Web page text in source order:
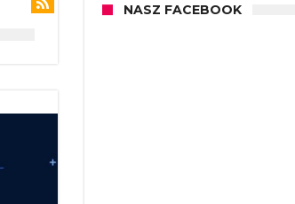
NASZ FACEBOOK